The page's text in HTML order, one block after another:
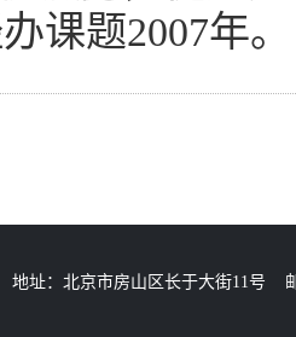
课题2007年。
址：北京市房山区长于大街11号